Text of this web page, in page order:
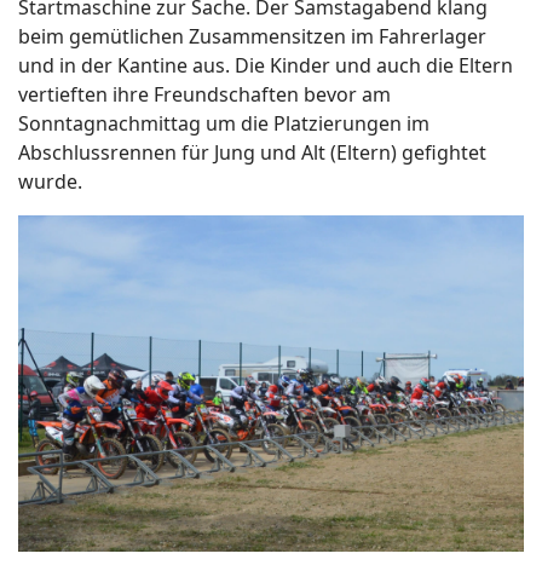
Startmaschine zur Sache. Der Samstagabend klang
beim gemütlichen Zusammensitzen im Fahrerlager
und in der Kantine aus. Die Kinder und auch die Eltern
vertieften ihre Freundschaften bevor am
Sonntagnachmittag um die Platzierungen im
Abschlussrennen für Jung und Alt (Eltern) gefightet
wurde.